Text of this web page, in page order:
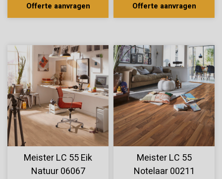
Offerte aanvragen Offerte aanvragen
Meister LC 55 Eik
Natuur 06067
Meister LC 55
Notelaar 00211